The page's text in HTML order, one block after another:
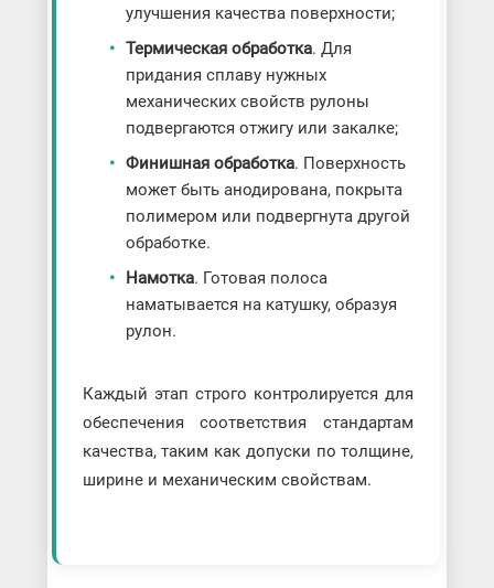
улучшения качества поверхности;
Термическая обработка. Для
придания сплаву нужных
механических свойств рулоны
подвергаются отжигу или закалке;
Финишная обработка. Поверхность
может быть анодирована, покрыта
полимером или подвергнута другой
обработке.
Намотка. Готовая полоса
наматывается на катушку, образуя
рулон.
Каждый этап строго контролируется для
обеспечения соответствия стандартам
качества, таким как допуски по толщине,
ширине и механическим свойствам.